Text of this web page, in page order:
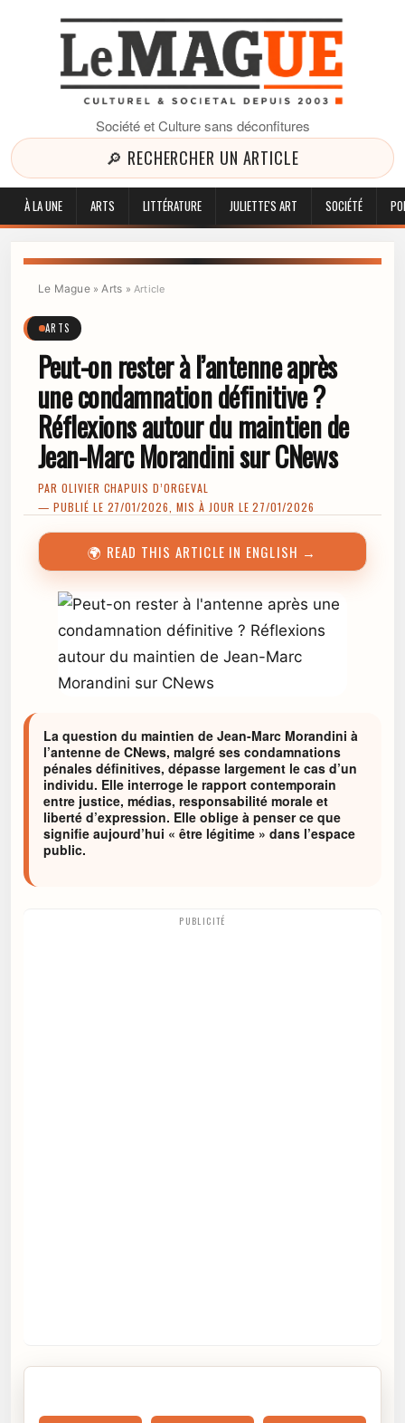
Société et Culture sans déconfitures
🔎 RECHERCHER UN ARTICLE
À LA UNE ARTS LITTÉRATURE JULIETTE'S ART SOCIÉTÉ
Le Mague»Arts » Article
ARTS
Peut-on rester à l’antenne après
une condamnation définitive ?
Réflexions autour du maintien de
Jean-Marc Morandini sur CNews
PAR OLIVIER CHAPUIS D’ORGEVAL
— PUBLIÉ LE 27/01/2026, MIS À JOUR LE 27/01/2026
🌍 READ THIS ARTICLE IN ENGLISH →
La question du maintien de Jean-Marc Morandini à
l’antenne de CNews, malgré ses condamnations
pénales définitives, dépasse largement le cas d’un
individu. Elle interroge le rapport contemporain
entre justice, médias, responsabilité morale et
liberté d’expression. Elle oblige à penser ce que
signifie aujourd’hui « être légitime » dans l’espace
public.
PUBLICITÉ